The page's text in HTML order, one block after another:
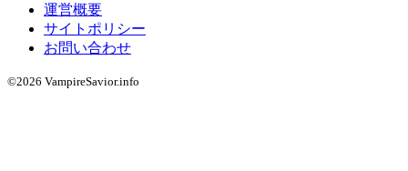
運営概要
サイトポリシー
お問い合わせ
©2026 VampireSavior.info